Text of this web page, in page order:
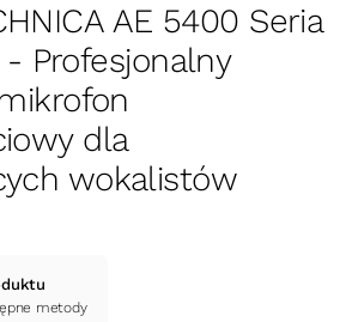
AE 5400 Seria
Profesjonalny
dla
wokalistów
metody